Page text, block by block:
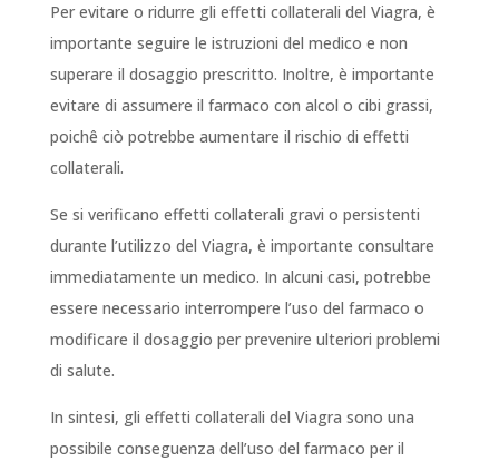
Per evitare o ridurre gli effetti collaterali del Viagra, è
importante seguire le istruzioni del medico e non
superare il dosaggio prescritto. Inoltre, è importante
evitare di assumere il farmaco con alcol o cibi grassi,
poichê ciò potrebbe aumentare il rischio di effetti
collaterali.
Se si verificano effetti collaterali gravi o persistenti
durante l’utilizzo del Viagra, è importante consultare
immediatamente un medico. In alcuni casi, potrebbe
essere necessario interrompere l’uso del farmaco o
modificare il dosaggio per prevenire ulteriori problemi
di salute.
In sintesi, gli effetti collaterali del Viagra sono una
possibile conseguenza dell’uso del farmaco per il